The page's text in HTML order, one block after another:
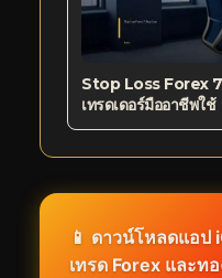
Stop Loss Forex
เทรดเดอร์มืออาชีพใช้
📱 ดาวน์โหลดแอ
เทรด Forex และท